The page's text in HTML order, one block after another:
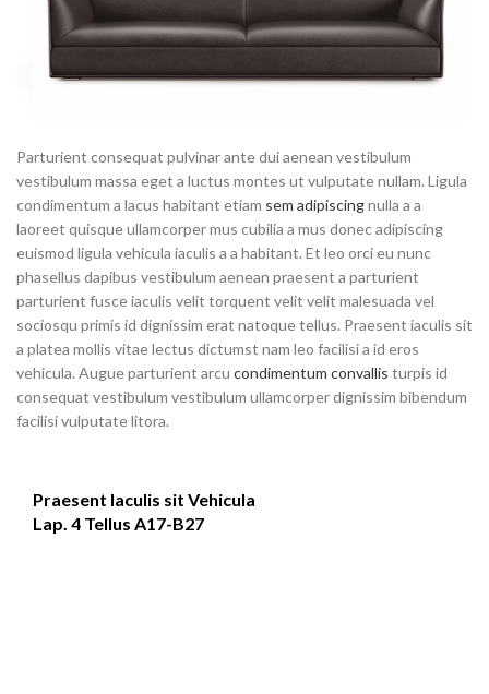
Parturient consequat pulvinar ante dui aenean vestibulum
vestibulum massa eget a luctus montes ut vulputate nullam. Ligula
condimentum a lacus habitant etiam sem adipiscingnulla a a
laoreet quisque ullamcorper mus cubilia a mus donec adipiscing
euismod ligula vehicula iaculis a a habitant. Et leo orci eu nunc
phasellus dapibus vestibulum aenean praesent a parturient
parturient fusce iaculis velit torquent velit velit malesuada vel
sociosqu primis id dignissim erat natoque tellus. Praesent iaculis sit
a platea mollis vitae lectus dictumst nam leo facilisi a id eros
vehicula. Augue parturient arcu condimentum convallis turpis id
consequat vestibulum vestibulum ullamcorper dignissim bibendum
facilisi vulputate litora.
Praesent Iaculis sit Vehicula
Lap. 4 Tellus A17-B27